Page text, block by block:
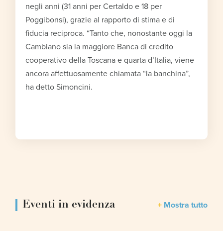
negli anni (31 anni per Certaldo e 18 per
Poggibonsi), grazie al rapporto di stima e di
fiducia reciproca. “Tanto che, nonostante oggi la
Cambiano sia la maggiore Banca di credito
cooperativo della Toscana e quarta d’Italia, viene
ancora affettuosamente chiamata “la banchina”,
ha detto Simoncini.
Eventi in evidenza Mostra tutto